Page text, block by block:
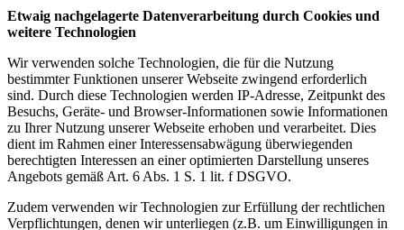
Etwaig nachgelagerte Datenverarbeitung durch Cookies und
weitere Technologien
Wir verwenden solche Technologien, die für die Nutzung
bestimmter Funktionen unserer Webseite zwingend erforderlich
sind. Durch diese Technologien werden IP-Adresse, Zeitpunkt des
Besuchs, Geräte- und Browser-Informationen sowie Informationen
zu Ihrer Nutzung unserer Webseite erhoben und verarbeitet. Dies
dient im Rahmen einer Interessensabwägung überwiegenden
berechtigten Interessen an einer optimierten Darstellung unseres
Angebots gemäß Art. 6 Abs. 1 S. 1 lit. f DSGVO.
Zudem verwenden wir Technologien zur Erfüllung der rechtlichen
Verpflichtungen, denen wir unterliegen (z.B. um Einwilligungen in